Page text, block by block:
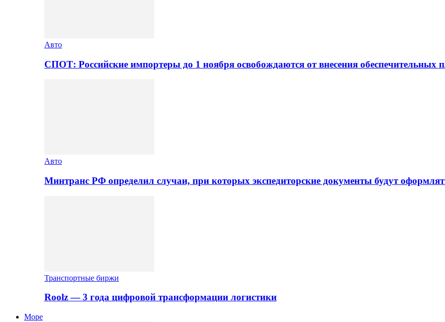
Авто
СПОТ: Российские импортеры до 1 ноября освобождаются от внесения обеспечительных
Авто
Минтранс РФ определил случаи, при которых экспедиторские документы будут
Транспортные биржи
Roolz — 3 года цифровой трансформации логистики
Море